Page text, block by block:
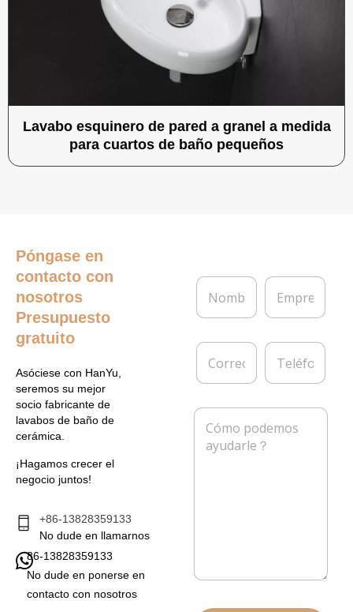
Lavabo esquinero de pared a granel a medida
para cuartos de baño pequeños
Póngase en
contacto con
nosotros
Presupuesto
gratuito
Asóciese con HanYu,
seremos su mejor
socio fabricante de
lavabos de baño de
cerámica.
¡Hagamos crecer el
negocio juntos!
+86-13828359133
No dude en llamarnos
86-13828359133
No dude en ponerse en
contacto con nosotros
N
m
r
E
p
e
C
r
e
c
T
l
f
o
n
M